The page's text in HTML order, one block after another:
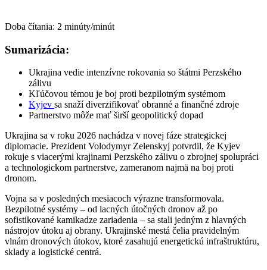
Doba čítania: 2 minúty/minút
Sumarizácia:
Ukrajina vedie intenzívne rokovania so štátmi Perzského
zálivu
Kľúčovou témou je boj proti bezpilotným systémom
Kyjev sa snaží diverzifikovať obranné a finančné zdroje
Partnerstvo môže mať širší geopolitický dopad
Ukrajina sa v roku 2026 nachádza v novej fáze strategickej
diplomacie. Prezident Volodymyr Zelenskyj potvrdil, že Kyjev
rokuje s viacerými krajinami Perzského zálivu o zbrojnej spolupráci
a technologickom partnerstve, zameranom najmä na boj proti
dronom.
Vojna sa v posledných mesiacoch výrazne transformovala.
Bezpilotné systémy – od lacných útočných dronov až po
sofistikované kamikadze zariadenia – sa stali jedným z hlavných
nástrojov útoku aj obrany. Ukrajinské mestá čelia pravidelným
vlnám dronových útokov, ktoré zasahujú energetickú infraštruktúru,
sklady a logistické centrá.